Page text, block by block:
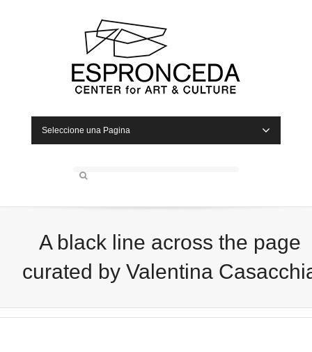
Seleccione una Pagina
A black line across the page
curated by Valentina